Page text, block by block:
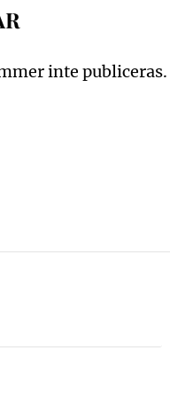
inte publiceras.